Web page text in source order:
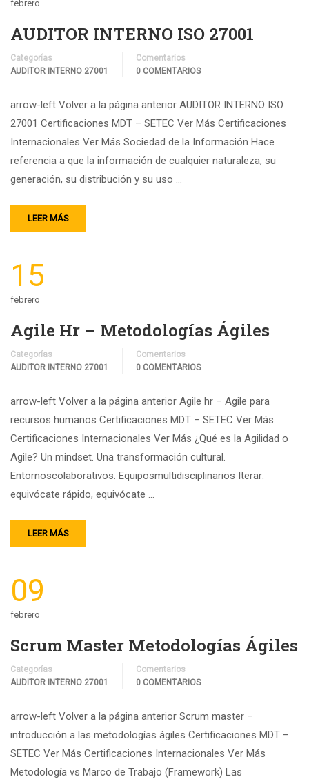
febrero
AUDITOR INTERNO ISO 27001
Categorías
AUDITOR INTERNO 27001
Comentarios
0 COMENTARIOS
arrow-left Volver a la página anterior AUDITOR INTERNO ISO
27001 Certificaciones MDT – SETEC Ver Más Certificaciones
Internacionales Ver Más Sociedad de la Información Hace
referencia a que la información de cualquier naturaleza, su
generación, su distribución y su uso …
LEER MÁS
15
febrero
Agile Hr – Metodologías Ágiles
Categorías
AUDITOR INTERNO 27001
Comentarios
0 COMENTARIOS
arrow-left Volver a la página anterior Agile hr – Agile para
recursos humanos Certificaciones MDT – SETEC Ver Más
Certificaciones Internacionales Ver Más ¿Qué es la Agilidad o
Agile? Un mindset. Una transformación cultural.
Entornoscolaborativos. Equiposmultidisciplinarios Iterar:
equivócate rápido, equivócate …
LEER MÁS
09
febrero
Scrum Master Metodologías Ágiles
Categorías
AUDITOR INTERNO 27001
Comentarios
0 COMENTARIOS
arrow-left Volver a la página anterior Scrum master –
introducción a las metodologías ágiles Certificaciones MDT –
SETEC Ver Más Certificaciones Internacionales Ver Más
Metodología vs Marco de Trabajo (Framework) Las